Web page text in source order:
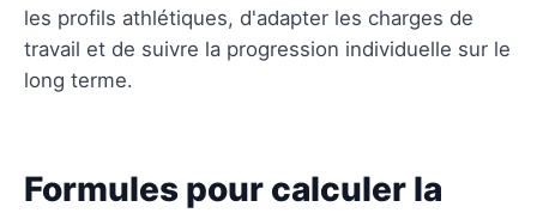
les profils athlétiques, d'adapter les charges de
travail et de suivre la progression individuelle sur le
long terme.
Formules pour calculer la